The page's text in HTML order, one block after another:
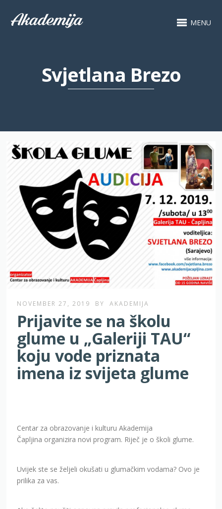
MENU
Svjetlana Brezo
NOVEMBER 27, 2019 BY AKADEMIJA
Prijavite se na školu
glume u „Galeriji TAU“
koju vode priznata
imena iz svijeta glume
Centar za obrazovanje i kulturu Akademija
Čapljina organizira novi program. Riječ je o školi glume.
Uvijek ste se željeli okušati u glumačkim vodama? Ovo je
prilika za vas.